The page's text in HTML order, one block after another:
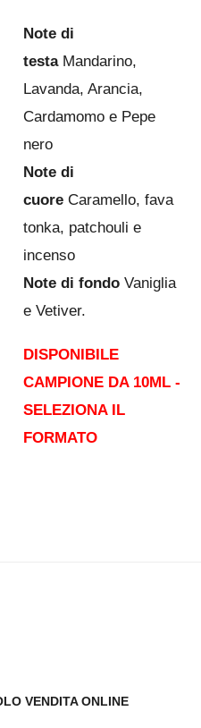
Note di
testaMandarino,
Lavanda, Arancia,
Cardamomo e Pepe
nero
Note di
cuore Caramello, fava
tonka, patchouli e
incenso
Note di fondo Vaniglia
e Vetiver.
DISPONIBILE
CAMPIONE DA 10ML -
SELEZIONA IL
FORMATO
VENDITA ONLINE